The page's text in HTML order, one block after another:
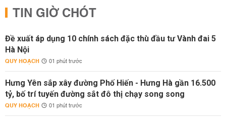
TIN GIỜ CHÓT
Đề xuất áp dụng 10 chính sách đặc thù đầu tư Vành đai 5
Hà Nội
QUY HOẠCH 01 phút trước
Hưng Yên sắp xây đường Phố Hiến - Hưng Hà gần 16.500
tỷ, bố trí tuyến đường sắt đô thị chạy song song
QUY HOẠCH 01 phút trước